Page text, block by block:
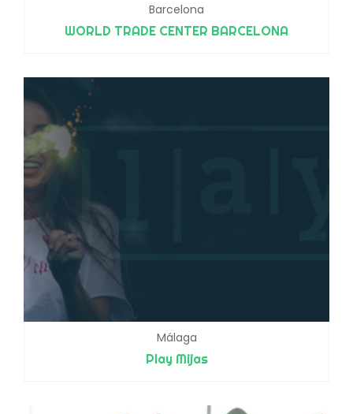
Barcelona
WORLD TRADE CENTER BARCELONA
Málaga
Play Mijas